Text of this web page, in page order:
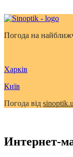
Погода на
Харків
Київ
Погода від
Интернет-